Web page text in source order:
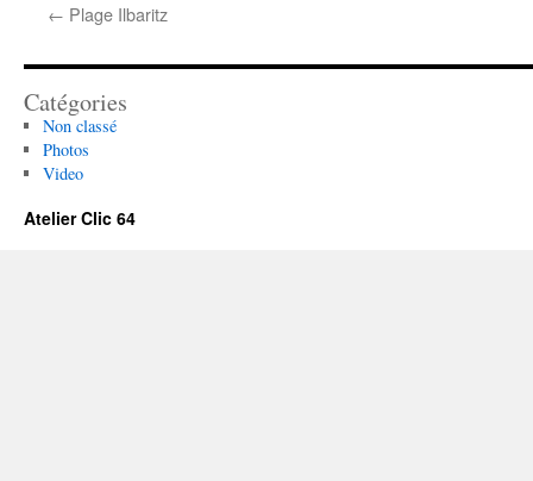
← Plage Ilbaritz
Catégories
Non classé
Photos
Video
Atelier Clic 64